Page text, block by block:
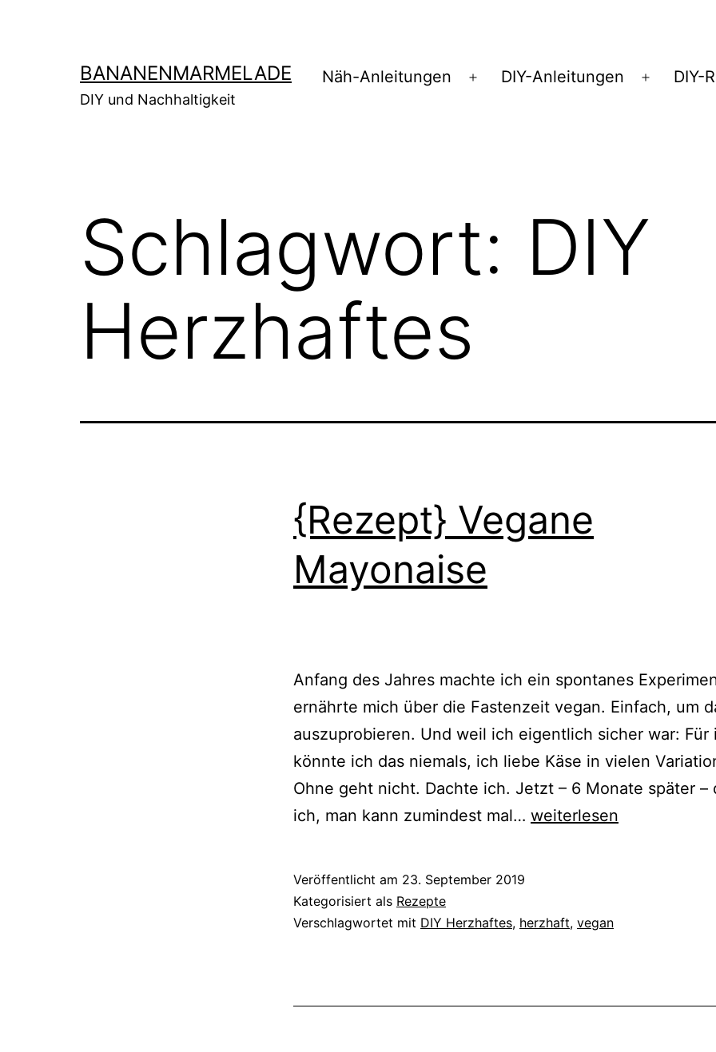
BANANENMARMELADE
DIY und Nachhaltigkeit
Näh-Anleitungen
Menü
DIY-Anleitungen
Menü
DIY-
Schlagwort: DIY
Herzhaftes
{Rezept} Vegane
Mayonaise
Anfang des Jahres machte ich ein spontanes
ernährte mich über die Fastenzeit vegan. Einfach, um
auszuprobieren. Und weil ich eigentlich sicher war: Für
könnte ich das niemals, ich liebe Käse in vielen
Ohne geht nicht. Dachte ich. Jetzt – 6 Monate später –
ich, man kann zumindest mal… {Rezept}
weiterlesen
Veröffentlicht am 23. September 2019
Kategorisiert als Rezepte
Verschlagwortet mit DIY Herzhaftes, herzhaft, vegan